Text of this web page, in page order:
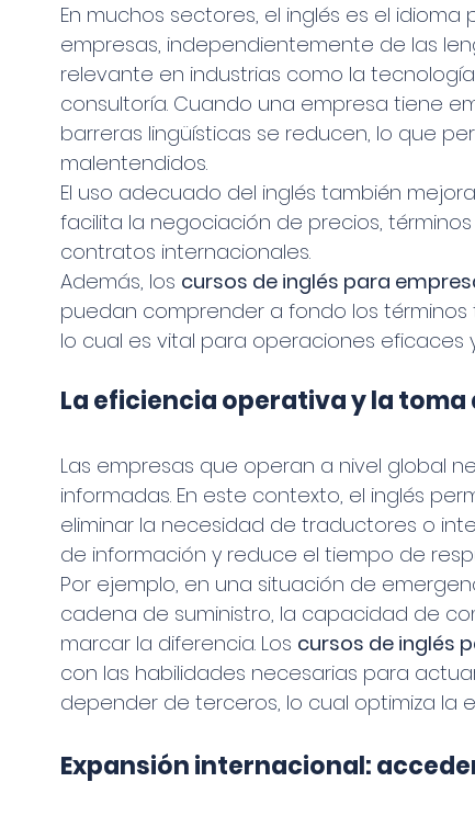
En muchos sectores, el inglés es el
empresas, independientemente de las
relevante en industrias como la
consultoría. Cuando una empresa tiene
barreras lingüísticas se reducen, lo que
malentendidos.
El uso adecuado del inglés también
facilita la negociación de precios,
contratos internacionales.
Además, los cursos de inglés para
puedan comprender a fondo los
lo cual es vital para operaciones eficaces
La eficiencia operativa y la toma
Las empresas que operan a nivel global
informadas. En este contexto, el inglés
eliminar la necesidad de traductores o
de información y reduce el tiempo de
Por ejemplo, en una situación de
cadena de suministro, la capacidad de
marcar la diferencia. Los cursos de inglés
con las habilidades necesarias para
depender de terceros, lo cual optimiza la
Expansión internacional: